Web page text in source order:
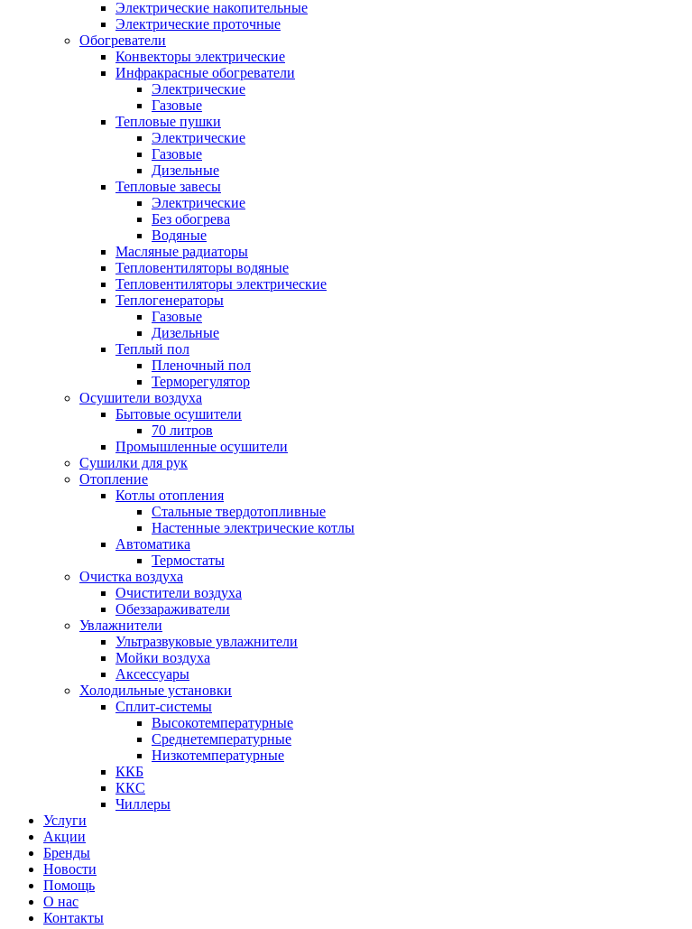
Электрические накопительные
Электрические проточные
Обогреватели
Конвекторы электрические
Инфракрасные обогреватели
Электрические
Газовые
Тепловые пушки
Электрические
Газовые
Дизельные
Тепловые завесы
Электрические
Без обогрева
Водяные
Масляные радиаторы
Тепловентиляторы водяные
Тепловентиляторы электрические
Теплогенераторы
Газовые
Дизельные
Теплый пол
Пленочный пол
Терморегулятор
Осушители воздуха
Бытовые осушители
70 литров
Промышленные осушители
Сушилки для рук
Отопление
Котлы отопления
Стальные твердотопливные
Настенные электрические котлы
Автоматика
Термостаты
Очистка воздуха
Очистители воздуха
Обеззараживатели
Увлажнители
Ультразвуковые увлажнители
Мойки воздуха
Аксессуары
Холодильные установки
Сплит-системы
Высокотемпературные
Среднетемпературные
Низкотемпературные
ККБ
ККС
Чиллеры
Услуги
Акции
Бренды
Новости
Помощь
О нас
Контакты